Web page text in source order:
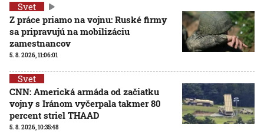
Svet
Z práce priamo na vojnu: Ruské firmy
sa pripravujú na mobilizáciu
zamestnancov
5. 8. 2026, 11:06:01
Svet
CNN: Americká armáda od začiatku
vojny s Iránom vyčerpala takmer 80
percent striel THAAD
5. 8. 2026, 10:35:48